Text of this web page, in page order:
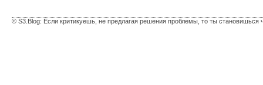
© S3.Blog: Если критикуешь, не предлагая решения проблемы, то ты становишься